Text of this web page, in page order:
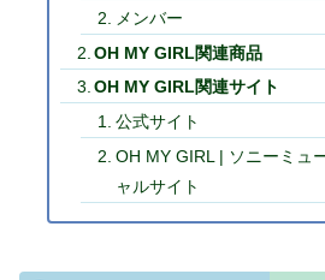
メンバー
OH MY GIRL関連商品
OH MY GIRL関連サイト
公式サイト
OH MY GIRL | ソニーミュ
ャルサイト